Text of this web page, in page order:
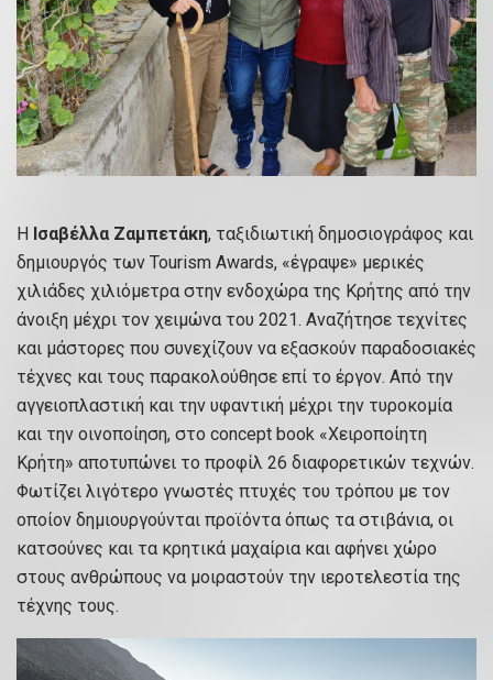
Η Ισαβέλλα Ζαμπετάκη, ταξιδιωτική δημοσιογράφος και
δημιουργός των Tourism Awards, «έγραψε» μερικές
χιλιάδες χιλιόμετρα στην ενδοχώρα της Κρήτης από την
άνοιξη μέχρι τον χειμώνα του 2021. Αναζήτησε τεχνίτες
και μάστορες που συνεχίζουν να εξασκούν παραδοσιακές
τέχνες και τους παρακολούθησε επί το έργον. Από την
αγγειοπλαστική και την υφαντική μέχρι την τυροκομία
και την οινοποίηση, στο concept book «Χειροποίητη
Κρήτη» αποτυπώνει το προφίλ 26 διαφορετικών τεχνών.
Φωτίζει λιγότερο γνωστές πτυχές του τρόπου με τον
οποίον δημιουργούνται προϊόντα όπως τα στιβάνια, οι
κατσούνες και τα κρητικά μαχαίρια και αφήνει χώρο
στους ανθρώπους να μοιραστούν την ιεροτελεστία της
τέχνης τους.